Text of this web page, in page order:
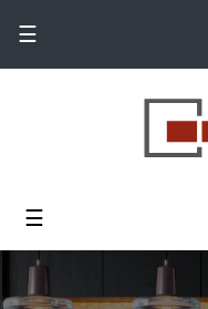
Toggle navigation
☰
Toggle navigation
☰